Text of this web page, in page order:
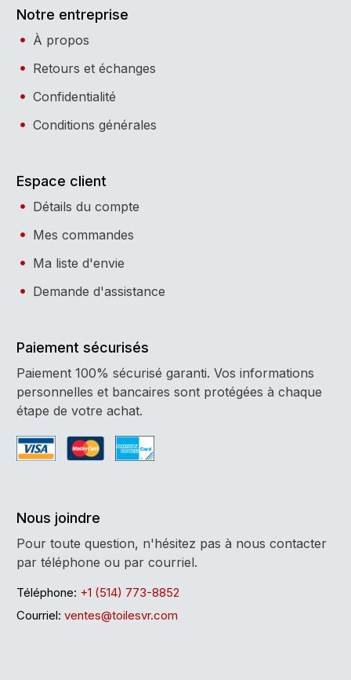
Notre entreprise
À propos
Retours et échanges
Confidentialité
Conditions générales
Espace client
Détails du compte
Mes commandes
Ma liste d'envie
Demande d'assistance
Paiement sécurisés
Paiement 100% sécurisé garanti. Vos informations
personnelles et bancaires sont protégées à chaque
étape de votre achat.
Nous joindre
Pour toute question, n'hésitez pas à nous contacter
par téléphone ou par courriel.
Téléphone: +1 (514) 773-8852
Courriel: ventes@toilesvr.com